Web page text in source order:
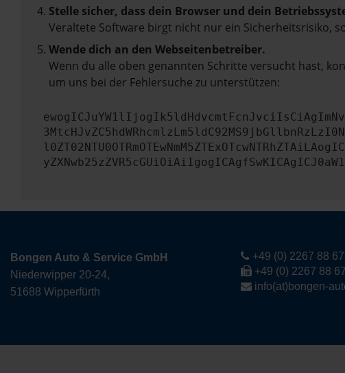
Stelle sicher, dass dein Browser und dein
Veraltete Software birgt nicht nur ein Sicherheitsrisiko,
Wende dich an den Webseitenbetreiber.
Wenn du alle oben genannten Schritte versucht hast,
um uns bei der Fehlersuche zu unterstützen:
Bongen Auto & Service GmbH
Niederwipper 20-24,
51688 Wipperfürth
+49 (0) 2267 88
+49 (0) 2267 88
info(at)bongen-